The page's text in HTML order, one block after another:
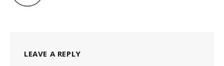
LEAVE A REPLY